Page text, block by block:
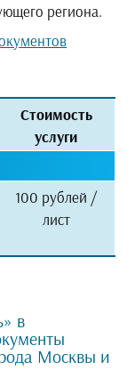
региона.
Стоимость
услуги
100 рублей /
лист
в
Москвы и